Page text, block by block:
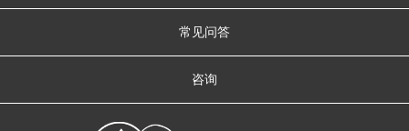
常见问答
咨询